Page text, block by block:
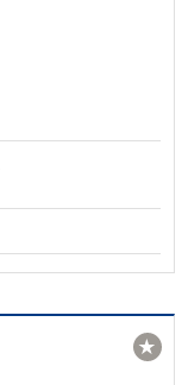
★